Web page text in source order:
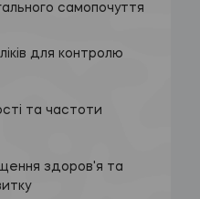
самопочуття
для контролю
та частоти
здоров'я та